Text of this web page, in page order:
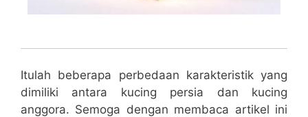
Itulah beberapa perbedaan karakteristik yang
dimiliki antara kucing persia dan kucing
anggora. Semoga dengan membaca artikel ini